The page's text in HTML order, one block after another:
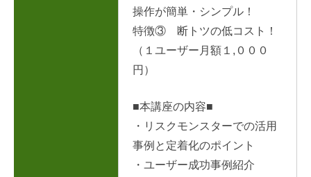
操作が簡単・シンプル！
特徴③ 断トツの低コスト！
（１ユーザー月額１,０００
円）
■本講座の内容■
・リスクモンスターでの活用
事例と定着化のポイント
・ユーザー成功事例紹介